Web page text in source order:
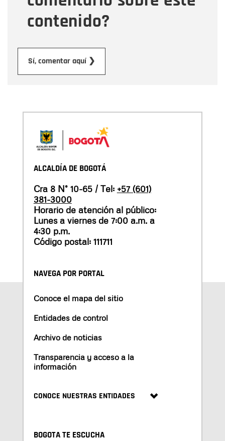
contenido?
Sí, comentar aquí ❯
ALCALDÍA DE BOGOTÁ
Cra 8 N° 10-65 / Tel: +57 (601)
381-3000
Horario de atención al público:
Lunes a viernes de 7:00 a.m. a
4:30 p.m.
Código postal: 111711
NAVEGA POR PORTAL
Conoce el mapa del sitio
Entidades de control
Archivo de noticias
Transparencia y acceso a la
información
CONOCE NUESTRAS ENTIDADES
BOGOTA TE ESCUCHA